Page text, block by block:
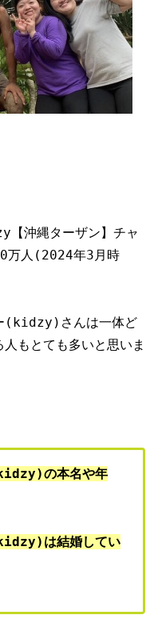
沖縄ターザン】チャ
万人(2024年3月時
(kidzy)さんは一体ど
もとても多いと思いま
の本名や年
は結婚してい